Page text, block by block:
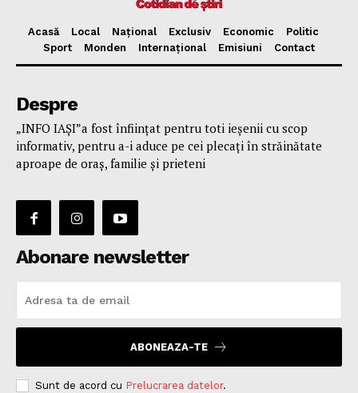
Acasă Local Național Exclusiv Economic
Politic
Sport
Monden Internațional Emisiuni Contact
Despre
„INFO IAȘI”a fost înfiinţat pentru toti ieşenii cu scop
informativ, pentru a-i aduce pe cei plecaţi în străinătate
aproape de oraş, familie și prieteni
Abonare newsletter
ABONEAZA-TE
Sunt de acord cu Prelucrarea datelor.